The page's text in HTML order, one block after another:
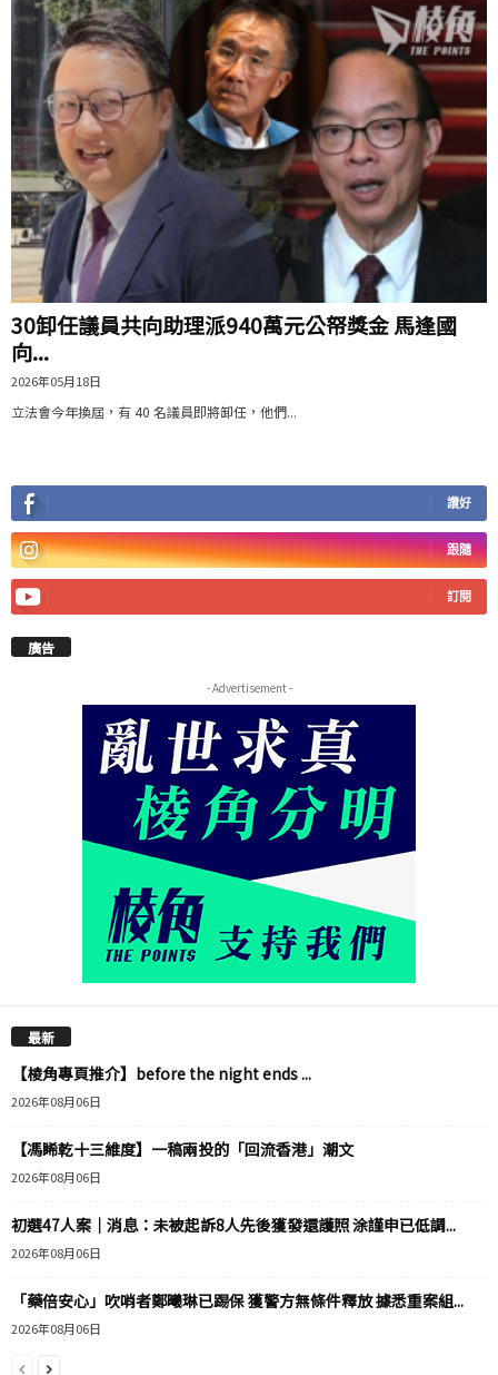
30卸任議員共向助理派940萬元公帑獎金 馬逢國
向...
2026年05月18日
立法會今年換屆，有 40 名議員即將卸任，他們...
讚好
跟隨
訂閱
廣告
- Advertisement -
最新
【棱角專頁推介】before the night ends ...
2026年08月06日
【馮睎乾十三維度】一稿兩投的「回流香港」潮文
2026年08月06日
初選47人案｜消息：未被起訴8人先後獲發還護照 涂謹申已低調...
2026年08月06日
「藥倍安心」吹哨者鄭曦琳已踢保 獲警方無條件釋放 據悉重案組...
2026年08月06日